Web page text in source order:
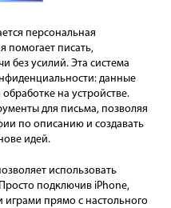
персональная
помогает писать,
без усилий. Эта система
данные
на устройстве.
для письма, позволяя
по описанию и создавать
идей.
использовать
подключив iPhone,
прямо с настольного